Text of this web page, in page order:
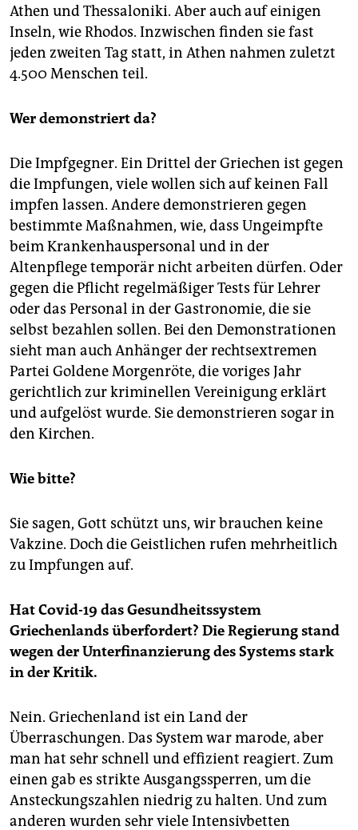
Athen und Thessaloniki. Aber auch auf einigen
Inseln, wie Rhodos. Inzwischen finden sie fast
jeden zweiten Tag statt, in Athen nahmen zuletzt
4.500 Menschen teil.
Wer demonstriert da?
Die Impfgegner. Ein Drittel der Griechen ist gegen
die Impfungen, viele wollen sich auf keinen Fall
impfen lassen. Andere demonstrieren gegen
bestimmte Maßnahmen, wie, dass Ungeimpfte
beim Krankenhauspersonal und in der
Altenpflege temporär nicht arbeiten dürfen. Oder
gegen die Pflicht regelmäßiger Tests für Lehrer
oder das Personal in der Gastronomie, die sie
selbst bezahlen sollen. Bei den Demonstrationen
sieht man auch Anhänger der rechtsextremen
Partei Goldene Morgenröte, die voriges Jahr
gerichtlich zur kriminellen Vereinigung erklärt
und aufgelöst wurde. Sie demonstrieren sogar in
den Kirchen.
Wie bitte?
Sie sagen, Gott schützt uns, wir brauchen keine
Vakzine. Doch die Geistlichen rufen mehrheitlich
zu Impfungen auf.
Hat Covid-19 das Gesundheitssystem
Griechenlands überfordert? Die Regierung stand
wegen der Unterfinanzierung des Systems stark
in der Kritik.
Nein. Griechenland ist ein Land der
Überraschungen. Das System war marode, aber
man hat sehr schnell und effizient reagiert. Zum
einen gab es strikte Ausgangssperren, um die
Ansteckungszahlen niedrig zu halten. Und zum
anderen wurden sehr viele Intensivbetten